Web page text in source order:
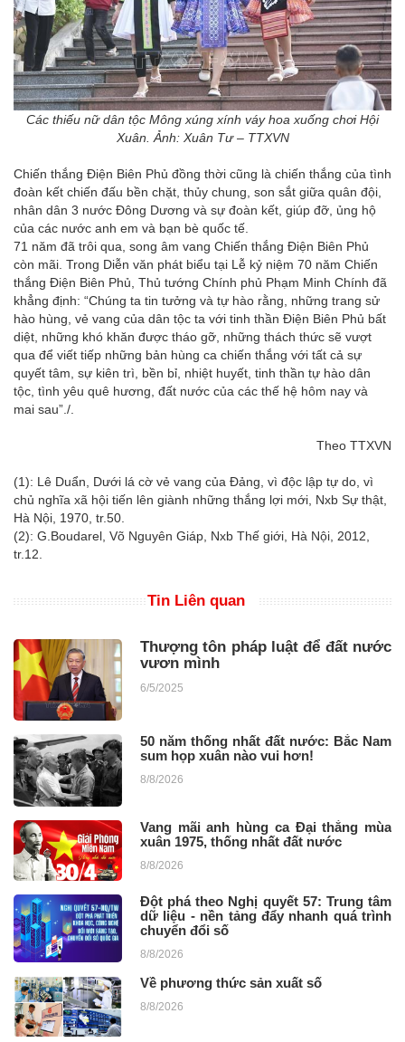
Các thiếu nữ dân tộc Mông xúng xính váy hoa xuống chơi Hội
Xuân. Ảnh: Xuân Tư – TTXVN
Chiến thắng Điện Biên Phủ đồng thời cũng là chiến thắng của tình
đoàn kết chiến đấu bền chặt, thủy chung, son sắt giữa quân đội,
nhân dân 3 nước Đông Dương và sự đoàn kết, giúp đỡ, ủng hộ
của các nước anh em và bạn bè quốc tế.
71 năm đã trôi qua, song âm vang Chiến thắng Điện Biên Phủ
còn mãi. Trong Diễn văn phát biểu tại Lễ kỷ niệm 70 năm Chiến
thắng Điện Biên Phủ, Thủ tướng Chính phủ Phạm Minh Chính đã
khẳng định: “Chúng ta tin tưởng và tự hào rằng, những trang sử
hào hùng, vẻ vang của dân tộc ta với tinh thần Điện Biên Phủ bất
diệt, những khó khăn được tháo gỡ, những thách thức sẽ vượt
qua để viết tiếp những bản hùng ca chiến thắng với tất cả sự
quyết tâm, sự kiên trì, bền bỉ, nhiệt huyết, tinh thần tự hào dân
tộc, tình yêu quê hương, đất nước của các thế hệ hôm nay và
mai sau”./.
Theo TTXVN
(1): Lê Duẩn, Dưới lá cờ vẻ vang của Đảng, vì độc lập tự do, vì
chủ nghĩa xã hội tiến lên giành những thắng lợi mới, Nxb Sự thật,
Hà Nội, 1970, tr.50.
(2): G.Boudarel, Võ Nguyên Giáp, Nxb Thế giới, Hà Nội, 2012,
tr.12.
Tin Liên quan
Thượng tôn pháp luật để đất nước
vươn mình
6/5/2025
50 năm thống nhất đất nước: Bắc Nam
sum họp xuân nào vui hơn!
8/8/2026
Vang mãi anh hùng ca Đại thắng mùa
xuân 1975, thống nhất đất nước
8/8/2026
Đột phá theo Nghị quyết 57: Trung tâm
dữ liệu - nền tảng đẩy nhanh quá trình
chuyển đổi số
8/8/2026
Về phương thức sản xuất số
8/8/2026